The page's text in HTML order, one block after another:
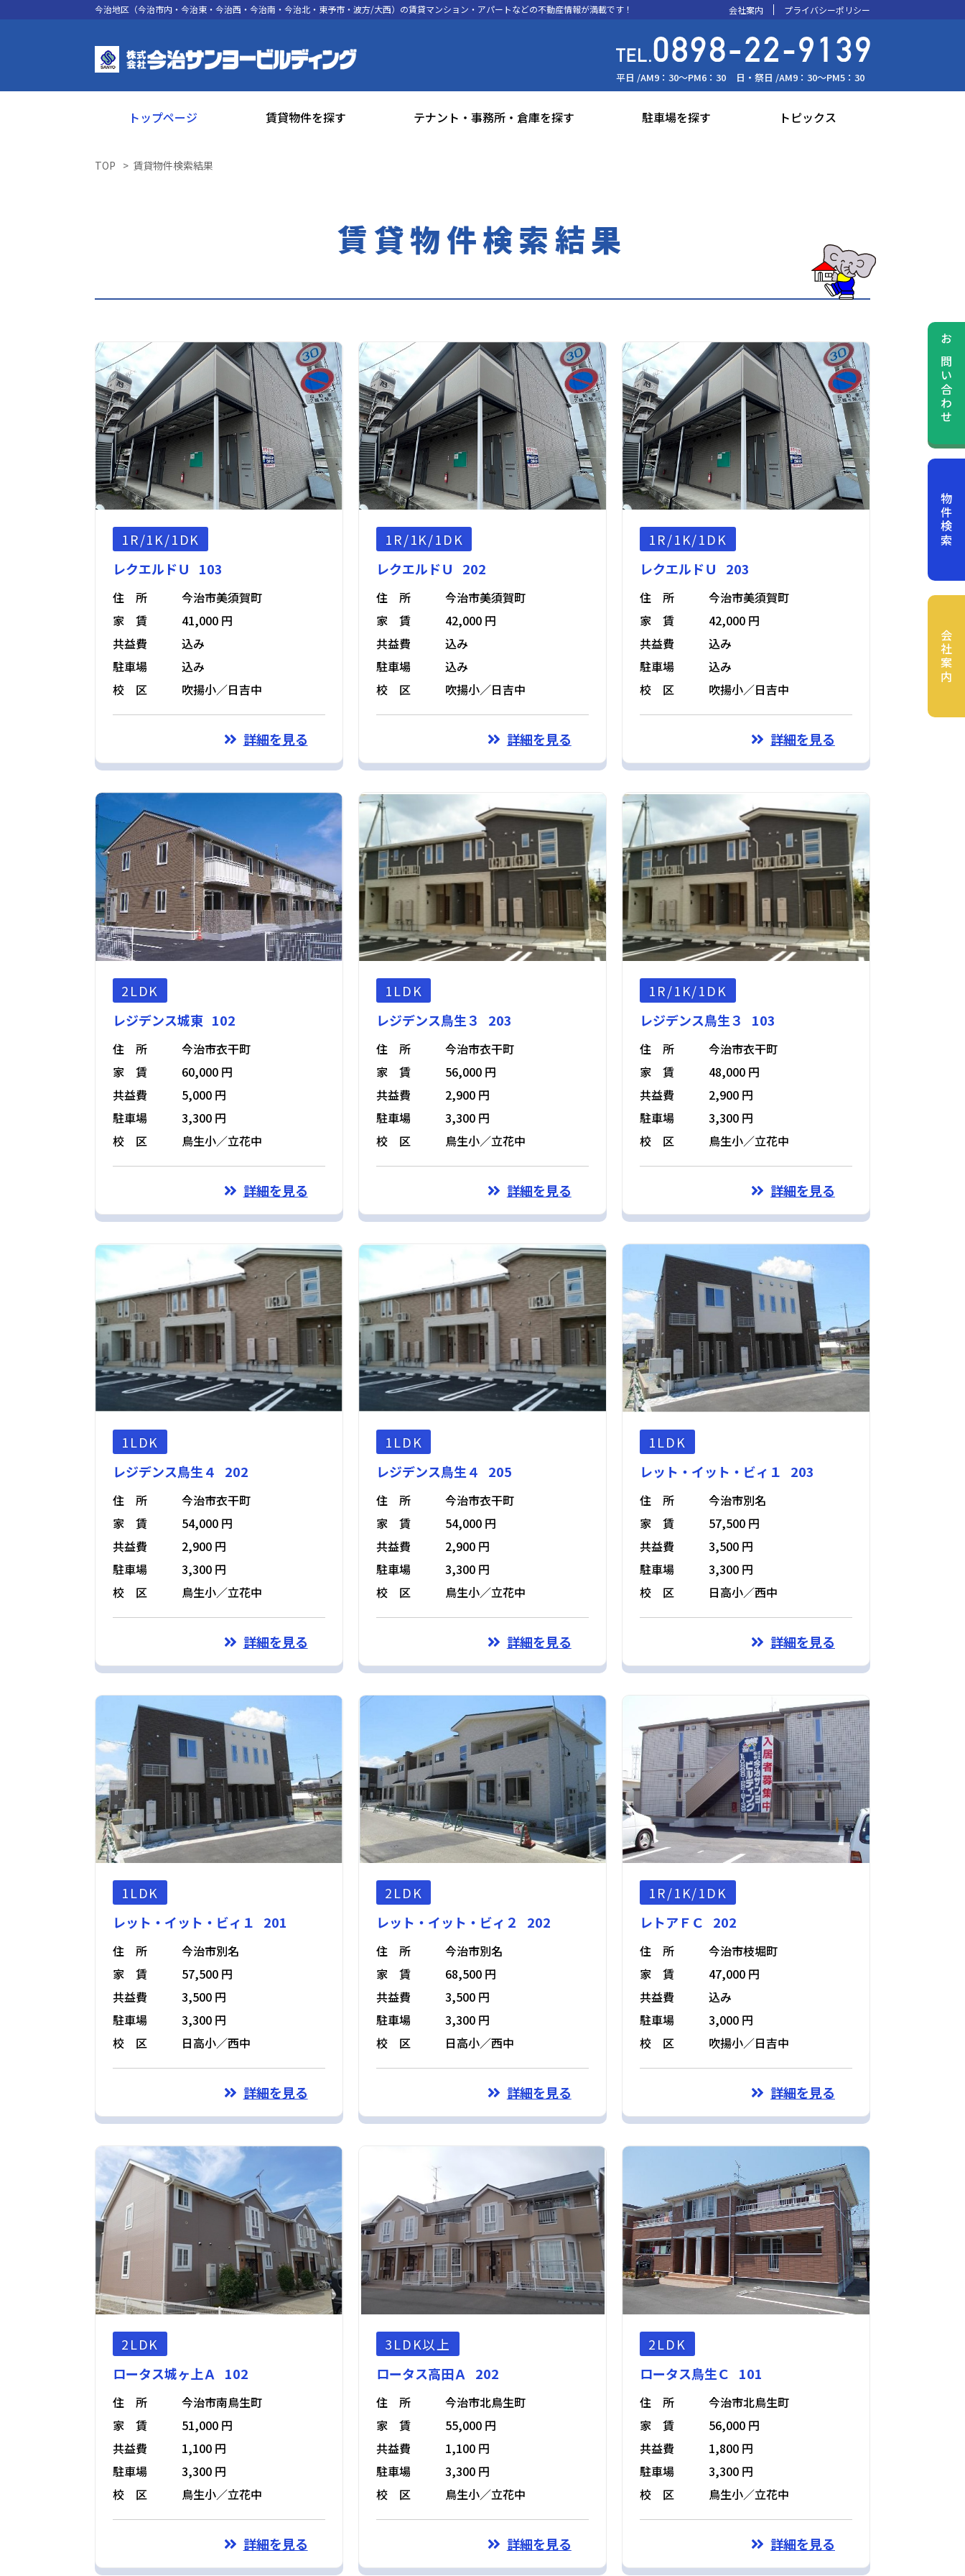
今治地区（今治市内・今治東・今治西・今治南・今治北・東予市・波方/大西）の賃貸マンション・アパートなどの不動産情報が満載です！ 会社案内 プライバシーポリシー
平日 /AM9：30～PM6：30 日・祭日 /AM9：30～PM5：30
トップページ 賃貸物件を探す テナント・事務所・倉庫を探す 駐車場を探す トピックス
TOP 賃貸物件検索結果
賃貸物件検索結果
1R/1K/1DK
レクエルドＵ 103
住 所
今治市美須賀町
家 賃
41,000 円
共益費
込み
駐車場
込み
校 区
吹揚小／日吉中
詳細を見る
1R/1K/1DK
レクエルドＵ 202
住 所
今治市美須賀町
家 賃
42,000 円
共益費
込み
駐車場
込み
校 区
吹揚小／日吉中
詳細を見る
1R/1K/1DK
レクエルドＵ 203
住 所
今治市美須賀町
家 賃
42,000 円
共益費
込み
駐車場
込み
校 区
吹揚小／日吉中
詳細を見る
2LDK
レジデンス城東 102
住 所
今治市衣干町
家 賃
60,000 円
共益費
5,000 円
駐車場
3,300 円
校 区
鳥生小／立花中
詳細を見る
1LDK
レジデンス鳥生３ 203
住 所
今治市衣干町
家 賃
56,000 円
共益費
2,900 円
駐車場
3,300 円
校 区
鳥生小／立花中
詳細を見る
1R/1K/1DK
レジデンス鳥生３ 103
住 所
今治市衣干町
家 賃
48,000 円
共益費
2,900 円
駐車場
3,300 円
校 区
鳥生小／立花中
詳細を見る
1LDK
レジデンス鳥生４ 202
住 所
今治市衣干町
家 賃
54,000 円
共益費
2,900 円
駐車場
3,300 円
校 区
鳥生小／立花中
詳細を見る
1LDK
レジデンス鳥生４ 205
住 所
今治市衣干町
家 賃
54,000 円
共益費
2,900 円
駐車場
3,300 円
校 区
鳥生小／立花中
詳細を見る
1LDK
レット・イット・ビィ１ 203
住 所
今治市別名
家 賃
57,500 円
共益費
3,500 円
駐車場
3,300 円
校 区
日高小／西中
詳細を見る
1LDK
レット・イット・ビィ１ 201
住 所
今治市別名
家 賃
57,500 円
共益費
3,500 円
駐車場
3,300 円
校 区
日高小／西中
詳細を見る
2LDK
レット・イット・ビィ２ 202
住 所
今治市別名
家 賃
68,500 円
共益費
3,500 円
駐車場
3,300 円
校 区
日高小／西中
詳細を見る
1R/1K/1DK
レトアＦＣ 202
住 所
今治市枝堀町
家 賃
47,000 円
共益費
込み
駐車場
3,000 円
校 区
吹揚小／日吉中
詳細を見る
2LDK
ロータス城ヶ上Ａ 102
住 所
今治市南鳥生町
家 賃
51,000 円
共益費
1,100 円
駐車場
3,300 円
校 区
鳥生小／立花中
詳細を見る
3LDK以上
ロータス高田Ａ 202
住 所
今治市北鳥生町
家 賃
55,000 円
共益費
1,100 円
駐車場
3,300 円
校 区
鳥生小／立花中
詳細を見る
2LDK
ロータス鳥生Ｃ 101
住 所
今治市北鳥生町
家 賃
56,000 円
共益費
1,800 円
駐車場
3,300 円
校 区
鳥生小／立花中
詳細を見る
お問い合わせ
物件検索
会社案内